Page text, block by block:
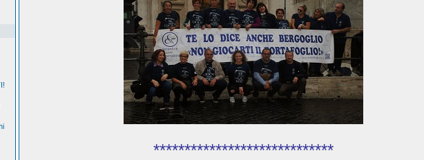
*****************************